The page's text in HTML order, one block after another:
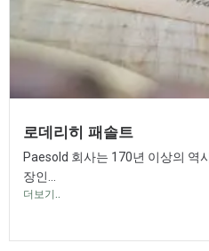
로데리히 패솔트
Paesold 회사는 170년 이상의 역
장인...
더보기..